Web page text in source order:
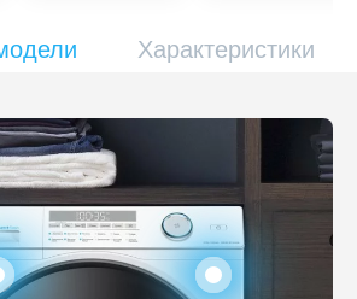
Характеристики